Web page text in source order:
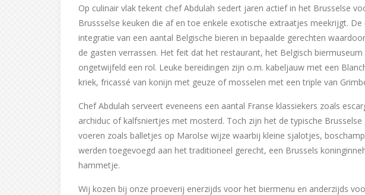
Op culinair vlak tekent chef Abdulah sedert jaren actief in het Brusselse
Brussselse keuken die af en toe enkele exotische extraatjes meekrijgt.
integratie van een aantal Belgische bieren in bepaalde gerechten
de gasten verrassen. Het feit dat het restaurant, het Belgisch
ongetwijfeld een rol. Leuke bereidingen zijn o.m. kabeljauw met een
kriek, fricassé van konijn met geuze of mosselen met een triple van
Chef Abdulah serveert eveneens een aantal Franse klassiekers zoals
archiduc of kalfsniertjes met mosterd. Toch zijn het de typische
voeren zoals balletjes op Marolse wijze waarbij kleine sjalotjes,
werden toegevoegd aan het traditioneel gerecht, een Brussels
hammetje.
Wij kozen bij onze proeverij enerzijds voor het biermenu en anderzijds